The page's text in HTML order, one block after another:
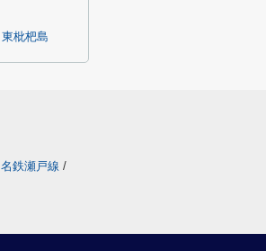
東枇杷島
名鉄瀬戸線 /